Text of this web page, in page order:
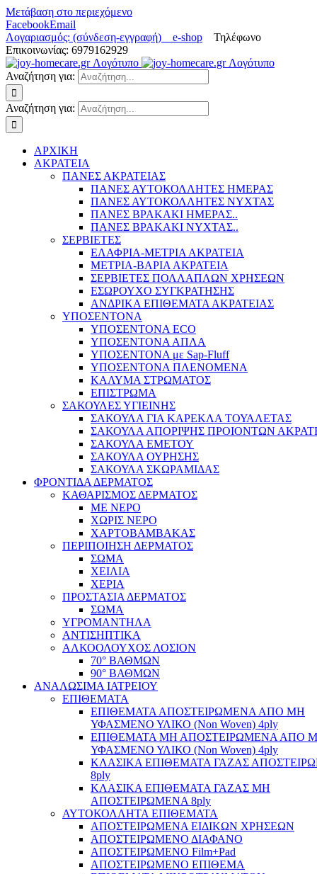
Μετάβαση στο περιεχόμενο
FacebookEmail
Λογαριασμός: (σύνδεση-εγγραφή) e-shop Τηλέφωνο
Επικοινωνίας: 6979162929
Αναζήτηση για:
Αναζήτηση για:
ΑΡΧΙΚΗ
ΑΚΡΑΤΕΙΑ
ΠΑΝΕΣ ΑΚΡΑΤΕΙΑΣ
ΠΑΝΕΣ ΑΥΤΟΚΟΛΛΗΤΕΣ ΗΜΕΡΑΣ
ΠΑΝΕΣ ΑΥΤΟΚΟΛΛΗΤΕΣ ΝΥΧΤΑΣ
ΠΑΝΕΣ ΒΡΑΚΑΚΙ ΗΜΕΡΑΣ..
ΠΑΝΕΣ ΒΡΑΚΑΚΙ ΝΥΧΤΑΣ..
ΣΕΡΒΙΕΤΕΣ
ΕΛΑΦΡΙΑ-ΜΕΤΡΙΑ ΑΚΡΑΤΕΙΑ
ΜΕΤΡΙΑ-ΒΑΡΙΑ ΑΚΡΑΤΕΙΑ
ΣΕΡΒΙΕΤΕΣ ΠΟΛΛΑΠΛΩΝ ΧΡΗΣΕΩΝ
ΕΣΩΡΟΥΧΟ ΣΥΓΚΡΑΤΗΣΗΣ
ΑΝΔΡΙΚΑ ΕΠΙΘΕΜΑΤΑ ΑΚΡΑΤΕΙΑΣ
ΥΠΟΣΕΝΤΟΝΑ
ΥΠΟΣΕΝΤΟΝΑ ECO
ΥΠΟΣΕΝΤΟΝΑ ΑΠΛΑ
ΥΠΟΣΕΝΤΟΝΑ με Sap-Fluff
ΥΠΟΣΕΝΤΟΝΑ ΠΛΕΝΟΜΕΝΑ
ΚΑΛΥΜΑ ΣΤΡΩΜΑΤΟΣ
ΕΠΙΣΤΡΩΜΑ
ΣΑΚΟΥΛΕΣ ΥΓΙΕΙΝΗΣ
ΣΑΚΟΥΛΑ ΓΙΑ ΚΑΡΕΚΛΑ ΤΟΥΑΛΕΤΑΣ
ΣΑΚΟΥΛΑ ΑΠΟΡΙΨΗΣ ΠΡΟΙΟΝΤΩΝ
ΣΑΚΟΥΛΑ ΕΜΕΤΟΥ
ΣΑΚΟΥΛΑ ΟΥΡΗΣΗΣ
ΣΑΚΟΥΛΑ ΣΚΩΡΑΜΙΔΑΣ
ΦΡΟΝΤΙΔΑ ΔΕΡΜΑΤΟΣ
ΚΑΘΑΡΙΣΜΟΣ ΔΕΡΜΑΤΟΣ
ΜΕ ΝΕΡΟ
ΧΩΡΙΣ ΝΕΡΟ
ΧΑΡΤΟΒΑΜΒΑΚΑΣ
ΠΕΡΙΠΟΙΗΣΗ ΔΕΡΜΑΤΟΣ
ΣΩΜΑ
ΧΕΙΛΙΑ
ΧΕΡΙΑ
ΠΡΟΣΤΑΣΙΑ ΔΕΡΜΑΤΟΣ
ΣΩΜΑ
ΥΓΡΟΜΑΝΤΗΛΑ
ΑΝΤΙΣΗΠΤΙΚΑ
ΑΛΚΟΟΛΟΥΧΟΣ ΛΟΣΙΟΝ
70° ΒΑΘΜΩΝ
90° ΒΑΘΜΩΝ
ΑΝΑΛΩΣΙΜΑ ΙΑΤΡΕΙΟΥ
ΕΠΙΘΕΜΑΤΑ
ΕΠΙΘΕΜΑΤΑ ΑΠΟΣΤΕΙΡΩΜΕΝΑ ΑΠΟ ΜΗ
ΥΦΑΣΜΕΝΟ ΥΛΙΚΟ (Non Woven) 4ply
ΕΠΙΘΕΜΑΤΑ ΜΗ ΑΠΟΣΤΕΙΡΩΜΕΝΑ ΑΠΟ
ΥΦΑΣΜΕΝΟ ΥΛΙΚΟ (Non Woven) 4ply
ΚΛΑΣΙΚΑ ΕΠΙΘΕΜΑΤΑ ΓΑΖΑΣ
8ply
ΚΛΑΣΙΚΑ ΕΠΙΘΕΜΑΤΑ ΓΑΖΑΣ ΜΗ
ΑΠΟΣΤΕΙΡΩΜΕΝΑ 8ply
ΑΥΤΟΚΟΛΛΗΤΑ ΕΠΙΘΕΜΑΤΑ
ΑΠΟΣΤΕΙΡΩΜΕΝΑ ΕΙΔΙΚΩΝ ΧΡΗΣΕΩΝ
ΑΠΟΣΤΕΙΡΩΜΕΝΟ ΔΙΑΦΑΝΟ
ΑΠΟΣΤΕΙΡΩΜΕΝΟ Film+Pad
ΑΠΟΣΤΕΙΡΩΜΕΝΟ ΕΠΙΘΕΜΑ